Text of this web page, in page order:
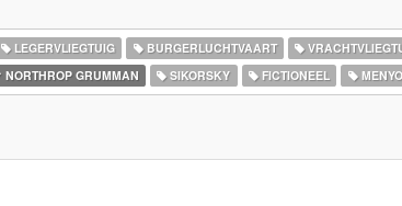
LEGERVLIEGTUIG BURGERLUCHTVAART
NORTHROP GRUMMAN SIKORSKY FICTIONEEL